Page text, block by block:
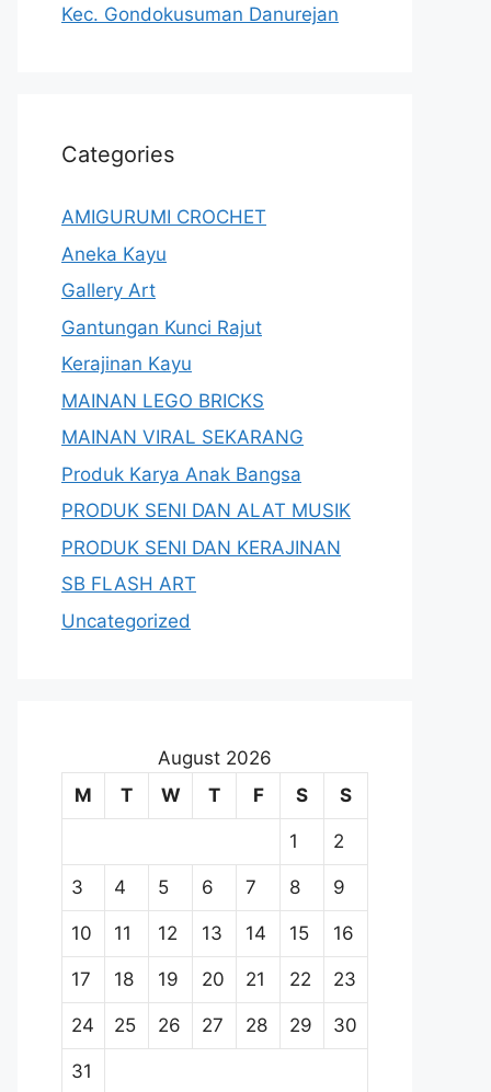
Kec. Gondokusuman Danurejan
Categories
AMIGURUMI CROCHET
Aneka Kayu
Gallery Art
Gantungan Kunci Rajut
Kerajinan Kayu
MAINAN LEGO BRICKS
MAINAN VIRAL SEKARANG
Produk Karya Anak Bangsa
PRODUK SENI DAN ALAT MUSIK
PRODUK SENI DAN KERAJINAN
SB FLASH ART
Uncategorized
August 2026
M
T W T F S S
1 2
3 4 5 6 7 8 9
10 11 12 13 14 15 16
17 18 19 20 21 22 23
24 25 26 27 28 29 30
31